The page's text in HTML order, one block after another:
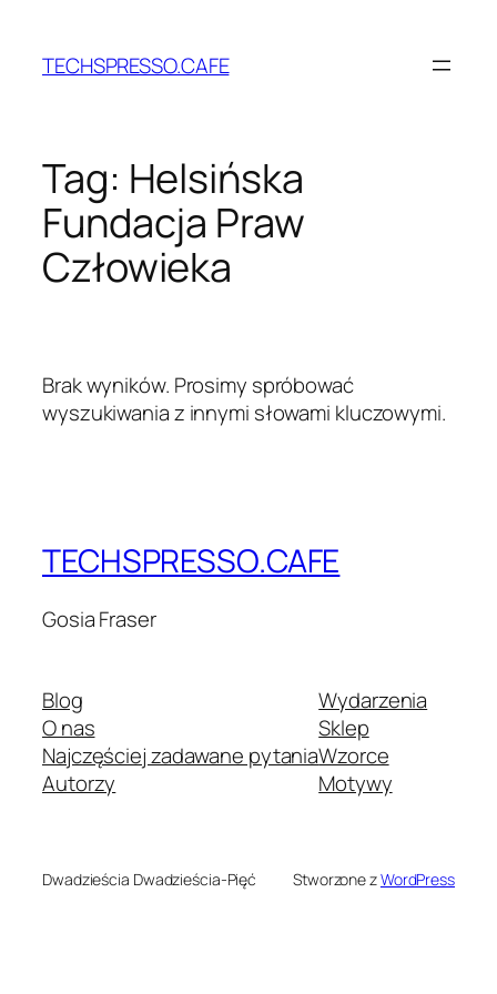
treściTECHSPRESSO.CAFE
Tag: Helsińska
Fundacja Praw
Człowieka
Brak wyników. Prosimy spróbować
wyszukiwania z innymi słowami kluczowymi.
TECHSPRESSO.CAFE
Gosia Fraser
Blog
O nas
Najczęściej zadawane pytania
Autorzy
Wydarzenia
Sklep
Wzorce
Motywy
Dwadzieścia Dwadzieścia-Pięć Stworzone zWordPress